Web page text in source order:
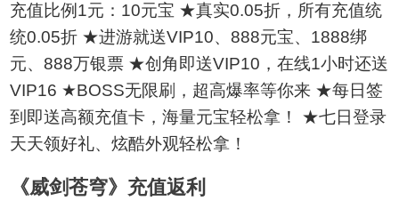
充值比例1元：10元宝 ★真实0.05折，所有充值统
统0.05折 ★进游就送VIP10、888元宝、1888绑
元、888万银票 ★创角即送VIP10，在线1小时还送
VIP16 ★BOSS无限刷，超高爆率等你来 ★每日签
到即送高额充值卡，海量元宝轻松拿！ ★七日登录
天天领好礼、炫酷外观轻松拿！
《威剑苍穹》充值返利